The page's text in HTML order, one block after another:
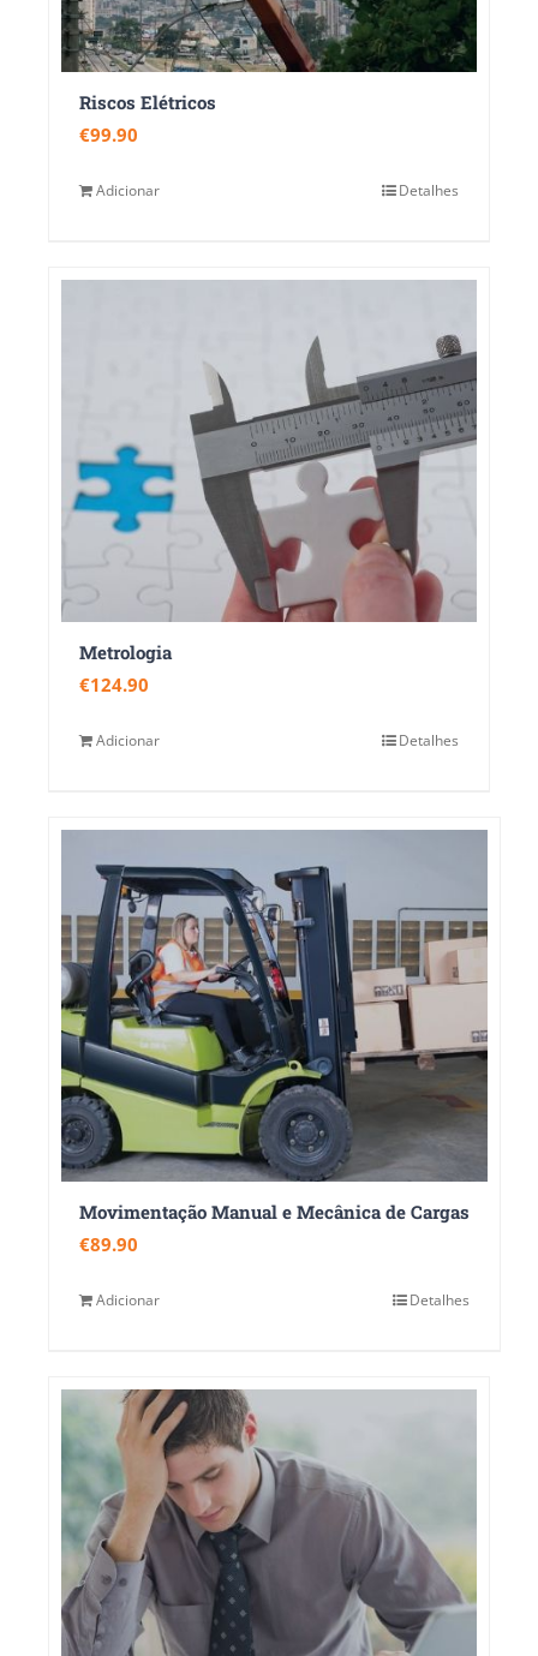
Riscos Elétricos
€99.90
Adicionar Detalhes
Metrologia
€124.90
Adicionar Detalhes
Movimentação Manual e Mecânica de Cargas
€89.90
Adicionar Detalhes